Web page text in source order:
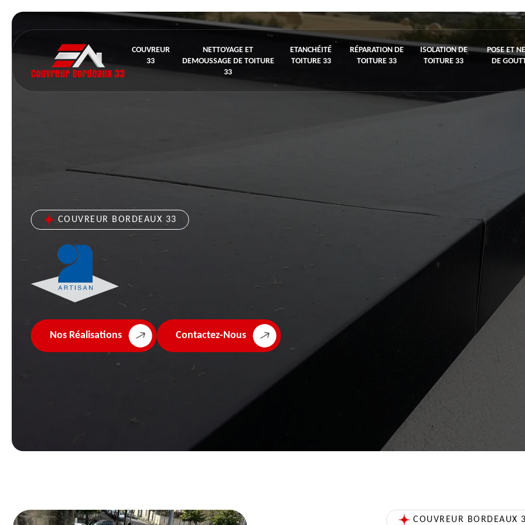
COUVREUR
33
NETTOYAGE ET
DEMOUSSAGE DE TOITURE
33
ETANCHÉITÉ
TOITURE 33
RÉPARATION DE
TOITURE 33
ISOLATION DE
TOITURE 33
POSE ET
DE
COUVREUR BORDEAUX 33
Nos Réalisations Contactez-Nous
COUVREUR BORDEAUX